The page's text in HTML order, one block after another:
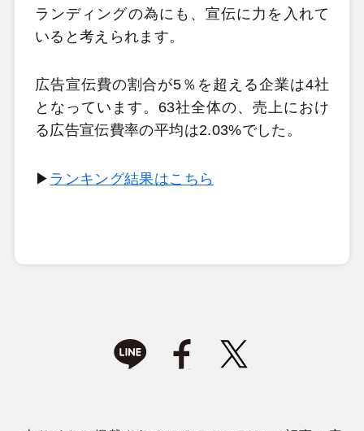
ランディングの為にも、宣伝に力を入れて
いると考えられます。
広告宣伝費の割合が5％を超える企業は4社
となっています。63社全体の、売上におけ
る広告宣伝費率の平均は2.03%でした。
▶ ランキング結果はこちら